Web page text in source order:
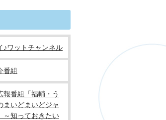
♪ワットチャンネル
番組
報番組「福輔・う
まいどまいどジャ
～知っておきたい